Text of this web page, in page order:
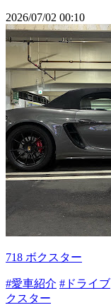
2026/07/02 00:10
718 ボクスター
#愛車紹介 #ドライブ
クスター